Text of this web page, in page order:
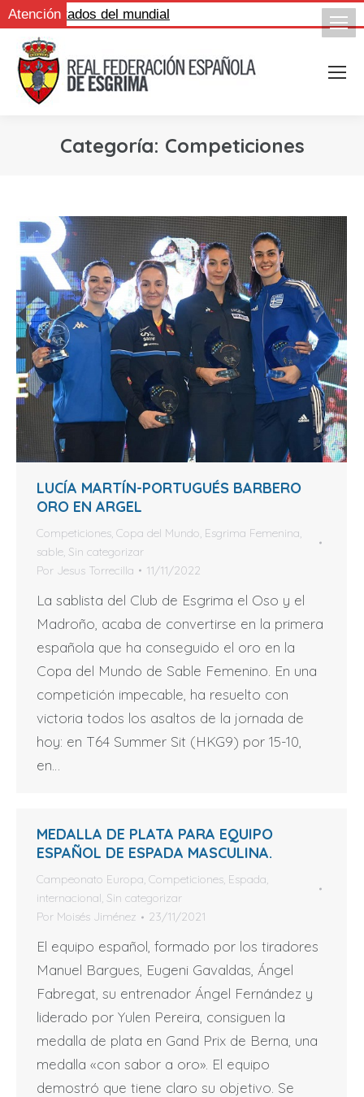
Atención
resultados del mundial
Categoría: Competiciones
LUCÍA MARTÍN-PORTUGUÉS BARBERO
ORO EN ARGEL
Competiciones, Copa del Mundo, Esgrima Femenina,
sable, Sin categorizar
Por Jesus Torrecilla 11/11/2022
La sablista del Club de Esgrima el Oso y el
Madroño, acaba de convertirse en la primera
española que ha conseguido el oro en la
Copa del Mundo de Sable Femenino. En una
competición impecable, ha resuelto con
victoria todos los asaltos de la jornada de
hoy: en T64 Summer Sit (HKG9) por 15-10,
en…
MEDALLA DE PLATA PARA EQUIPO
ESPAÑOL DE ESPADA MASCULINA.
Campeonato Europa, Competiciones, Espada,
internacional, Sin categorizar
Por Moisés Jiménez 23/11/2021
El equipo español, formado por los tiradores
Manuel Bargues, Eugeni Gavaldas, Ángel
Fabregat, su entrenador Ángel Fernández y
liderado por Yulen Pereira, consiguen la
medalla de plata en Gand Prix de Berna, una
medalla «con sabor a oro». El equipo
demostró que tiene claro su objetivo. Se